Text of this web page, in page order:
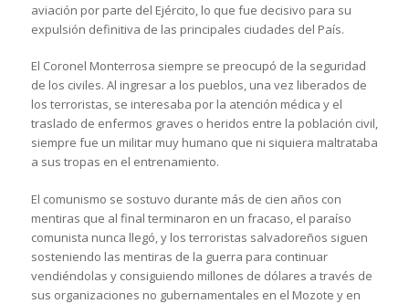
aviación por parte del Ejército, lo que fue decisivo para su
expulsión definitiva de las principales ciudades del País.
El Coronel Monterrosa siempre se preocupó de la seguridad
de los civiles. Al ingresar a los pueblos, una vez liberados de
los terroristas, se interesaba por la atención médica y el
traslado de enfermos graves o heridos entre la población civil,
siempre fue un militar muy humano que ni siquiera maltrataba
a sus tropas en el entrenamiento.
El comunismo se sostuvo durante más de cien años con
mentiras que al final terminaron en un fracaso, el paraíso
comunista nunca llegó, y los terroristas salvadoreños siguen
sosteniendo las mentiras de la guerra para continuar
vendiéndolas y consiguiendo millones de dólares a través de
sus organizaciones no gubernamentales en el Mozote y en